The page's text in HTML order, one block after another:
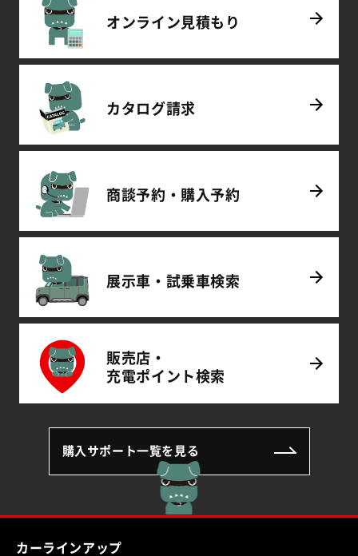
オンライン 見積もり
カタログ請求
商談予約・ 購入予約
展示車・試乗車検索
販売店・
充電ポイント検索
購入サポート一覧を見る
カーラインアップ